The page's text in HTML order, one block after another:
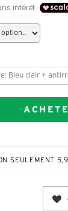
Bleu clair +
SEULEMENT